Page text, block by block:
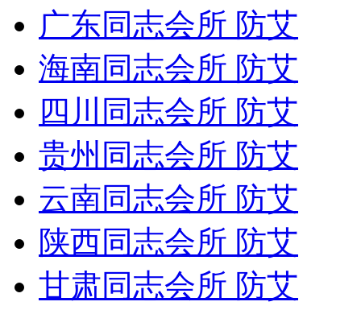
广东同志会所 防艾
海南同志会所 防艾
四川同志会所 防艾
贵州同志会所 防艾
云南同志会所 防艾
陕西同志会所 防艾
甘肃同志会所 防艾